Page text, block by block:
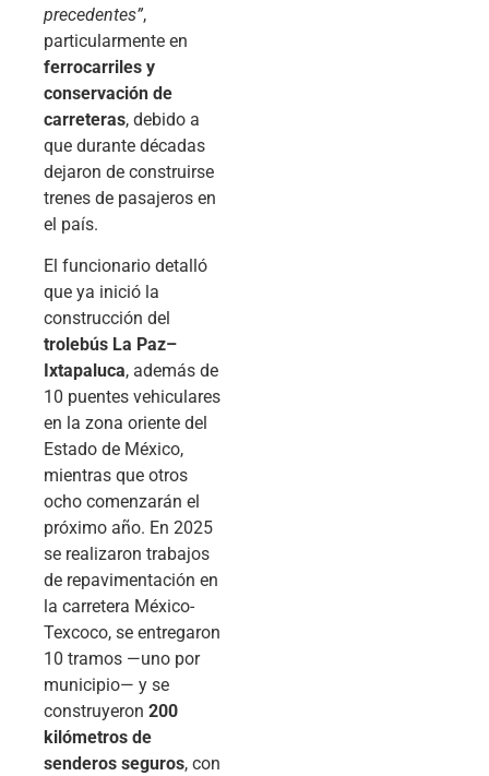
precedentes”,
particularmente en
ferrocarriles y
conservación de
carreteras, debido a
que durante décadas
dejaron de construirse
trenes de pasajeros en
el país.
El funcionario detalló
que ya inició la
construcción del
trolebús La Paz–
Ixtapaluca, además de
10 puentes vehiculares
en la zona oriente del
Estado de México,
mientras que otros
ocho comenzarán el
próximo año. En 2025
se realizaron trabajos
de repavimentación en
la carretera México-
Texcoco, se entregaron
10 tramos —uno por
municipio— y se
construyeron 200
kilómetros de
senderos seguros, con